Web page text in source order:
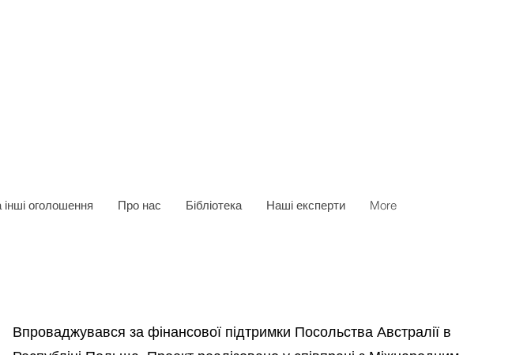
інші оголошення Про нас Бібліотека Наші експерти More
Впроваджувався за фінансової підтримки Посольства Австралії в